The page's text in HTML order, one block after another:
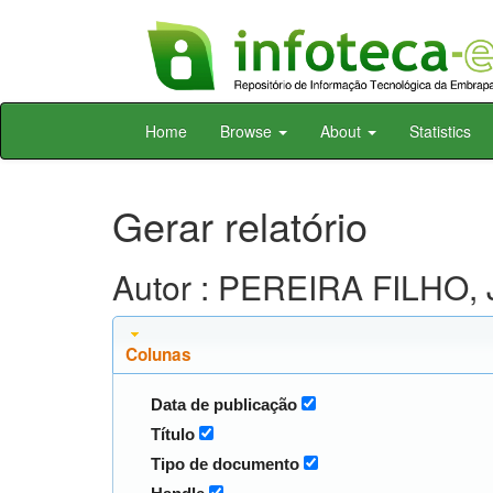
Skip
Home Browse About Statistics
Gerar relatório
Autor : PEREIRA FILHO,
Colunas
Data de publicação
Título
Tipo de documento